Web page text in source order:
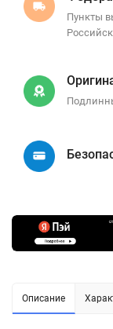
Пункты
Описание